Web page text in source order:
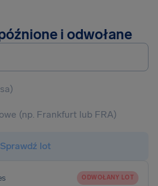
i odwołane
Sprawdź lot
ODWOŁANY LOT